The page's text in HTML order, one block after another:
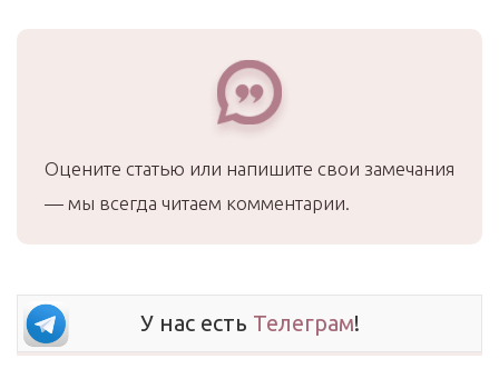
Оцените статью или напишите свои замечания
— мы всегда читаем комментарии.
У нас есть Телеграм!